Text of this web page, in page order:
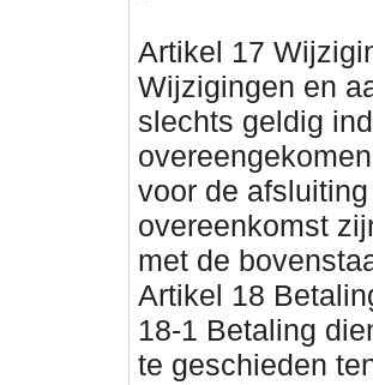
Artikel 17
Wijzigingen en
slechts geldig
voor de
overeenkomst
met de
Artikel 18
18-1 Betaling
te geschieden